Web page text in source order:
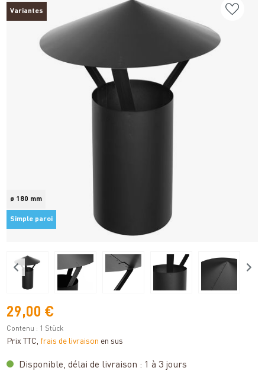
Variantes
ø 180 mm
Simple paroi
29,00 €
Contenu : 1 Stück
Prix TTC, frais de livraison en sus
Disponible, délai de livraison : 1 à 3 jours